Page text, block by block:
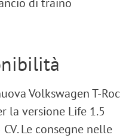
Volkswagen T-Roc
la versione Life 1.5
. Le consegne nelle